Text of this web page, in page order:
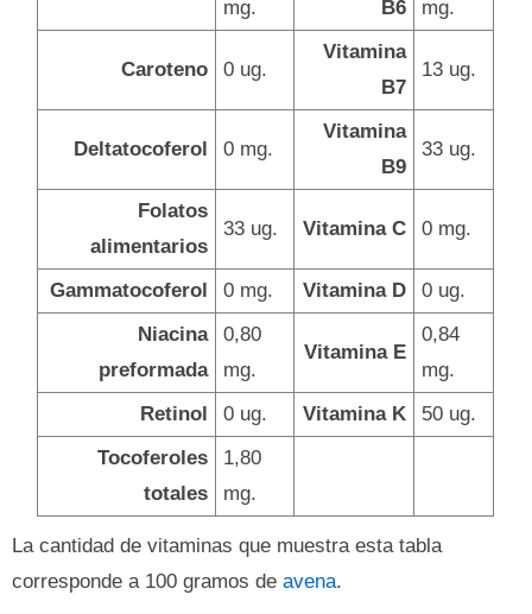
mg.
B6
mg.
Caroteno 0 ug.
Vitamina
B7
13 ug.
Deltatocoferol 0 mg.
Vitamina
B9
33 ug.
Folatos
alimentarios
33 ug. Vitamina C 0 mg.
Gammatocoferol 0 mg. Vitamina D
0 ug.
Niacina
preformada
0,80
mg.
Vitamina E
0,84
mg.
Retinol
0 ug. Vitamina K
50 ug.
Tocoferoles
totales
1,80
mg.
La cantidad de vitaminas que muestra esta tabla
corresponde a 100 gramos de avena.